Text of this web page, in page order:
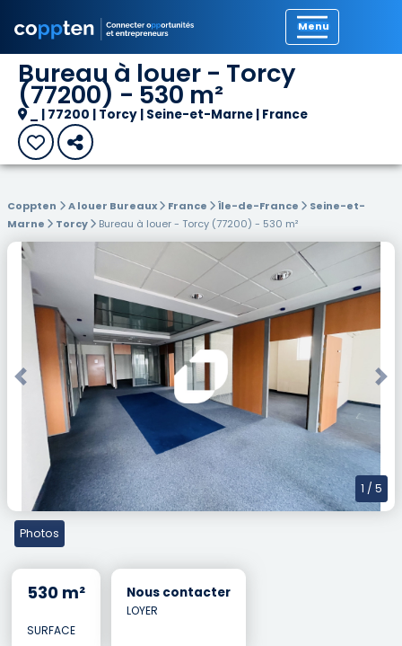
Bureau à louer - Torcy
(77200) - 530 m²
_ | 77200 | Torcy | Seine-et-Marne | France
Coppten A louer Bureaux France Île-de-France
Seine-et-
Marne
Torcy Bureau à louer - Torcy (77200) - 530 m²
Previous
1 / 5
Photos
530 m²
SURFACE
Nous contacter
LOYER